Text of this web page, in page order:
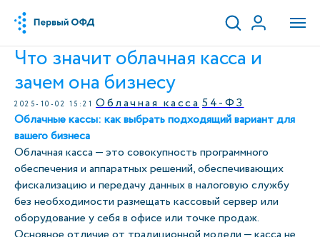
Что значит облачная касса и
зачем она бизнесу
2025-10-02 15:21 Облачная касса54-ФЗ
Облачные кассы: как выбрать подходящий вариант для
вашего бизнеса
Облачная касса — это совокупность программного
обеспечения и аппаратных решений, обеспечивающих
фискализацию и передачу данных в налоговую службу
без необходимости размещать кассовый сервер или
оборудование у себя в офисе или точке продаж.